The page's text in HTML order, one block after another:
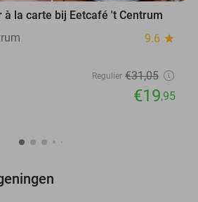
à la carte bij Eetcafé 't Centrum
9.6 star
Regulier €31,05
€19,95